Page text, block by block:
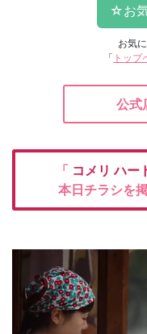
お気
「 トップ
公式
「 コメリハー
本日チラシを